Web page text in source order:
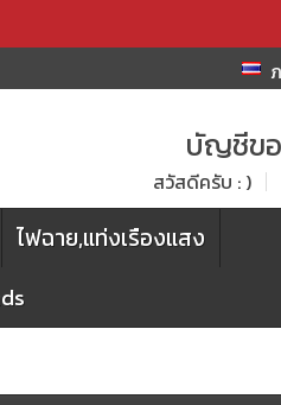
บัญชีข
สวัสดีครับ : )
ไฟฉาย,แท่งเรืองแสง